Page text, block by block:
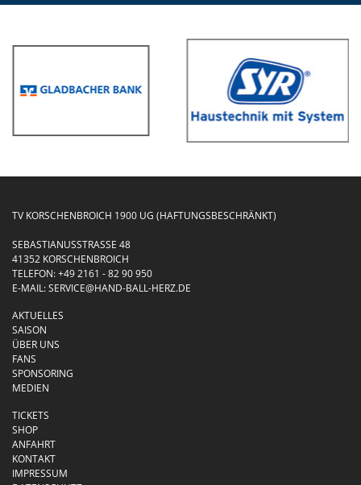
TV KORSCHENBROICH 1900 UG (HAFTUNGSBESCHRÄNKT)
SEBASTIANUSSTRASSE 48
41352 KORSCHENBROICH
TELEFON:+49 2161 - 82 90 950
E-MAIL:SERVICE@HAND-BALL-HERZ.DE
AKTUELLES
SAISON
ÜBER UNS
FANS
SPONSORING
MEDIEN
TICKETS
SHOP
ANFAHRT
KONTAKT
IMPRESSUM